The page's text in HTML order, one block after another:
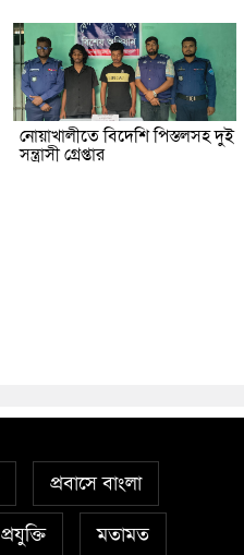
নোয়াখালীতে বিদেশি পিস্তলসহ দুই
সন্ত্রাসী গ্রেপ্তার
প্রবাসে বাংলা
প্রযুক্তি মতামত